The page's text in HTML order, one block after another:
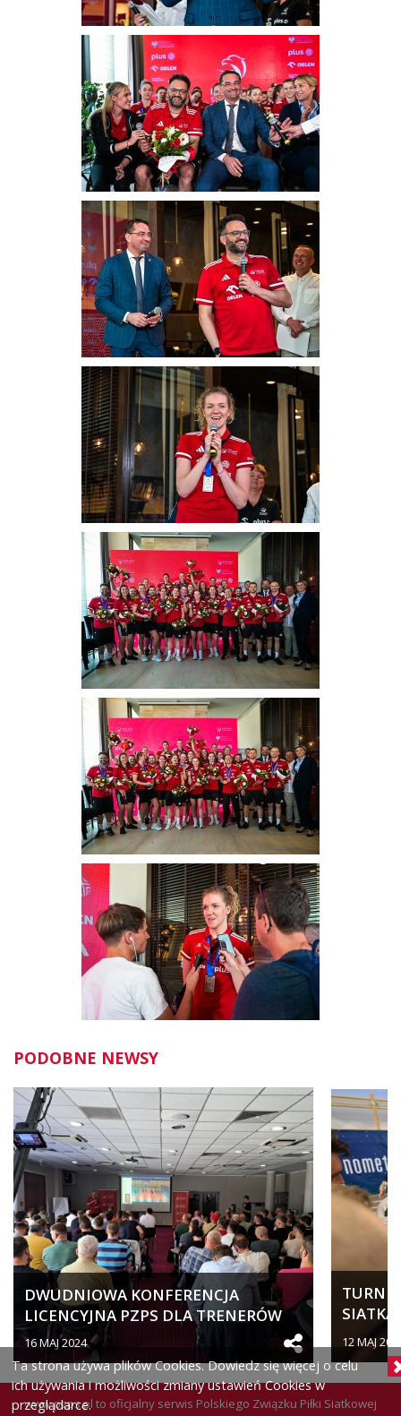
Ta strona używa plików Cookies. Dowiedz się więcej o celu
ich używania i możliwości zmiany ustawień Cookies w
przeglądarce.
PODOBNE NEWSY
DWUDNIOWA KONFERENCJA
LICENCYJNA PZPS DLA TRENERÓW
SZCZEBLA...
16 MAJ 2024 12 MAJ
www.pzps.pl to oficjalny serwis Polskiego Związku Piłki Siatkowej